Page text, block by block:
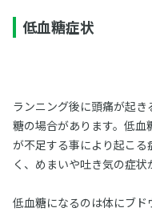
低血糖症状
ランニング後に頭痛が起
糖の場合があります。低
が不足する事により起こ
く、めまいや吐き気の症状
低血糖になるのは体にブ